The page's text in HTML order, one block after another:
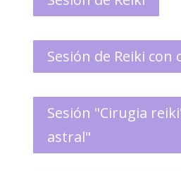
Sesión de Reiki con
Sesión "Cirugia
astral"